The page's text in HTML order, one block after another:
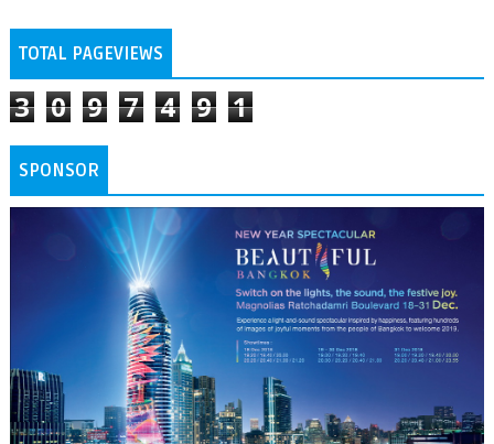
TOTAL PAGEVIEWS
3 0 9 7 4 9 1
SPONSOR